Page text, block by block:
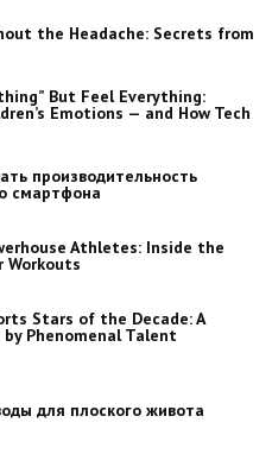
the Headache: Secrets from
But Feel Everything:
Emotions — and How Tech
производительность
смартфона
Athletes: Inside the
Workouts
Stars of the Decade: A
Phenomenal Talent
для плоского живота